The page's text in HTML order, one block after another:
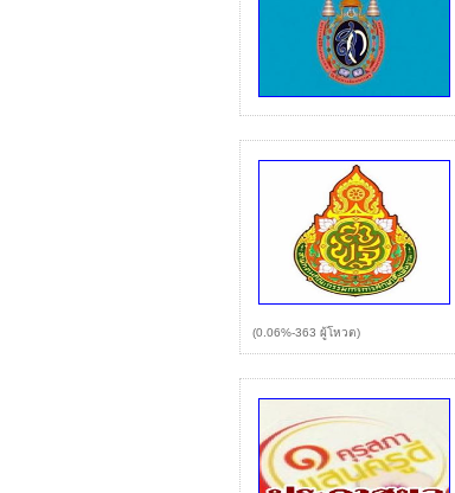
(0.06%-363 ผู้โหวต)